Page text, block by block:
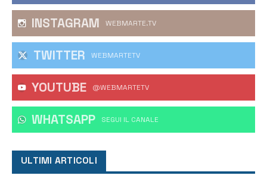
INSTAGRAM WEBMARTE.TV
TWITTER WEBMARTETV
YOUTUBE @WEBMARTETV
WHATSAPP ‎SEGUI IL CANALE
ULTIMI ARTICOLI